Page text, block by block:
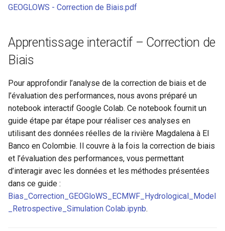
e
c
h
e
GEOGLOWS - Correction de Biais.pdf
Apprentissage interactif – Correction de
Biais
Pour approfondir l’analyse de la correction de biais et de
l’évaluation des performances, nous avons préparé un
notebook interactif Google Colab. Ce notebook fournit un
guide étape par étape pour réaliser ces analyses en
utilisant des données réelles de la rivière Magdalena à El
Banco en Colombie. Il couvre à la fois la correction de biais
et l’évaluation des performances, vous permettant
d’interagir avec les données et les méthodes présentées
dans ce guide :
Bias_Correction_GEOGloWS_ECMWF_Hydrological_Model
_Retrospective_Simulation Colab.ipynb.